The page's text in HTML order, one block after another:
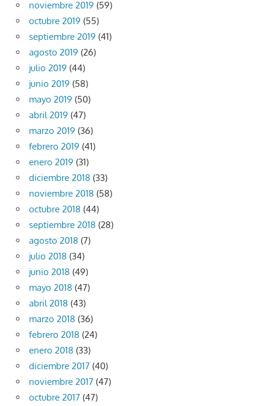
noviembre 2019 (59)
octubre 2019 (55)
septiembre 2019 (41)
agosto 2019 (26)
julio 2019 (44)
junio 2019 (58)
mayo 2019 (50)
abril 2019 (47)
marzo 2019 (36)
febrero 2019 (41)
enero 2019 (31)
diciembre 2018 (33)
noviembre 2018 (58)
octubre 2018 (44)
septiembre 2018 (28)
agosto 2018 (7)
julio 2018 (34)
junio 2018 (49)
mayo 2018 (47)
abril 2018 (43)
marzo 2018 (36)
febrero 2018 (24)
enero 2018 (33)
diciembre 2017 (40)
noviembre 2017 (47)
octubre 2017 (47)